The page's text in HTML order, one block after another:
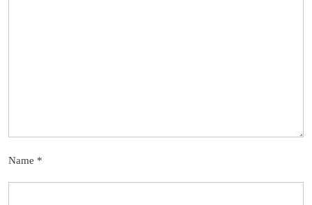
Name *